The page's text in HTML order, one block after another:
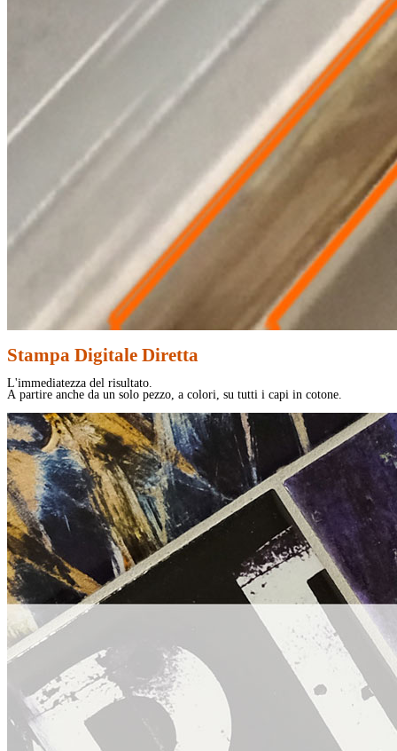
Stampa Digitale Diretta
L'immediatezza del risultato.
A partire anche da un solo pezzo, a colori, su tutti i capi in cotone.